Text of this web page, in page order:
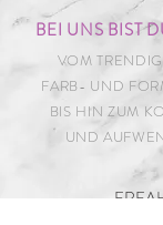
BEI UNS BIST
VOM
FARB- UND
BIS HIN ZUM
UND